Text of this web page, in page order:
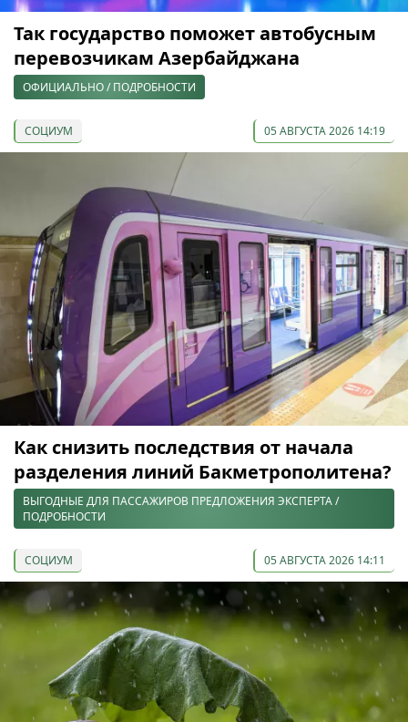
Так государство поможет автобусным
перевозчикам Азербайджана
ОФИЦИАЛЬНО / ПОДРОБНОСТИ
СОЦИУМ 05 АВГУСТА 2026 14:19
Как снизить последствия от начала
разделения линий Бакметрополитена?
ВЫГОДНЫЕ ДЛЯ ПАССАЖИРОВ ПРЕДЛОЖЕНИЯ ЭКСПЕРТА /
ПОДРОБНОСТИ
СОЦИУМ 05 АВГУСТА 2026 14:11